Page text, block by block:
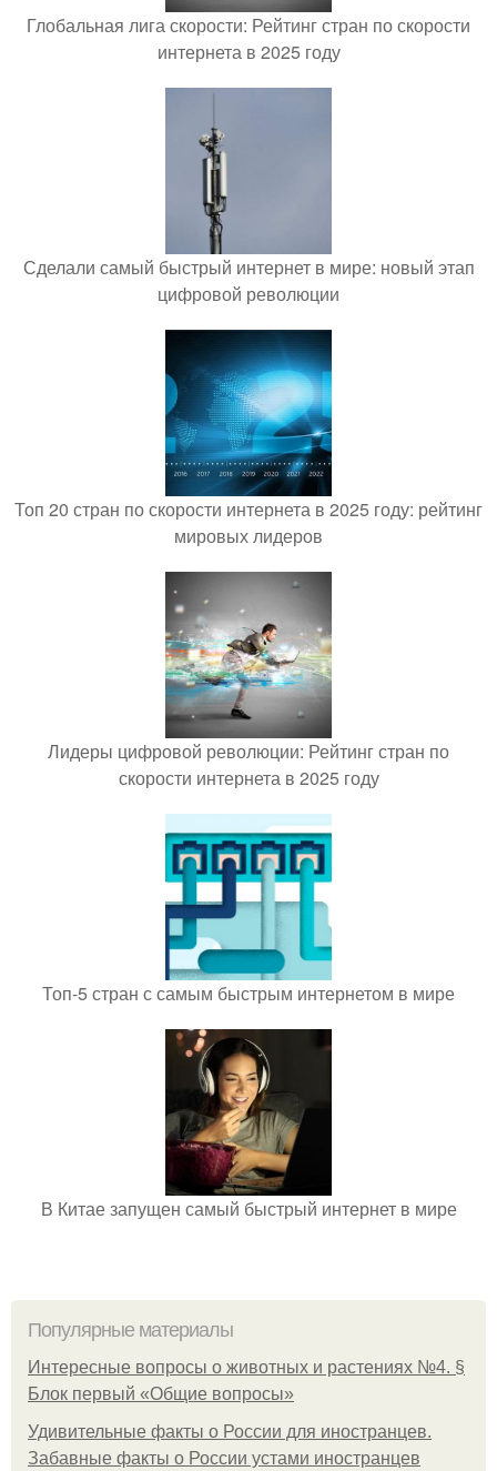
Глобальная лига скорости: Рейтинг стран по скорости
интернета в 2025 году
Сделали самый быстрый интернет в мире: новый этап
цифровой революции
Топ 20 стран по скорости интернета в 2025 году: рейтинг
мировых лидеров
Лидеры цифровой революции: Рейтинг стран по
скорости интернета в 2025 году
Топ-5 стран с самым быстрым интернетом в мире
В Китае запущен самый быстрый интернет в мире
Популярные материалы
Интересные вопросы о животных и растениях №4. §
Блок первый «Общие вопросы»
Удивительные факты о России для иностранцев.
Забавные факты о России устами иностранцев